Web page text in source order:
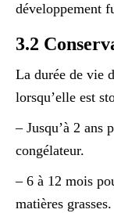
développement
3.2
La durée de vie
lorsqu’elle est
– Jusqu’à 2 ans
congélateur.
– 6 à 12 mois
matières grasses.